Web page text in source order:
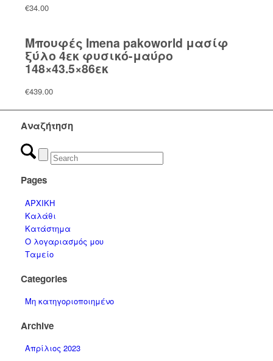
€34.00
Μπουφές Imena pakoworld μασίφ
ξύλο 4εκ φυσικό-μαύρο
148×43.5×86εκ
€439.00
Αναζήτηση
Pages
ΑΡΧΙΚΗ
Καλάθι
Κατάστημα
Ο λογαριασμός μου
Ταμείο
Categories
Μη κατηγοριοποιημένο
Archive
Απρίλιος 2023